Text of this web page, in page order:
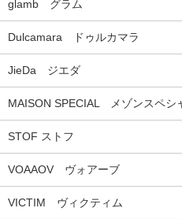
glamb グラム
Dulcamara ドゥルカマラ
JieDa ジエダ
MAISON SPECIAL メゾンスペシ
STOF ストフ
VOAAOV ヴォアーブ
VICTIM ヴィクティム